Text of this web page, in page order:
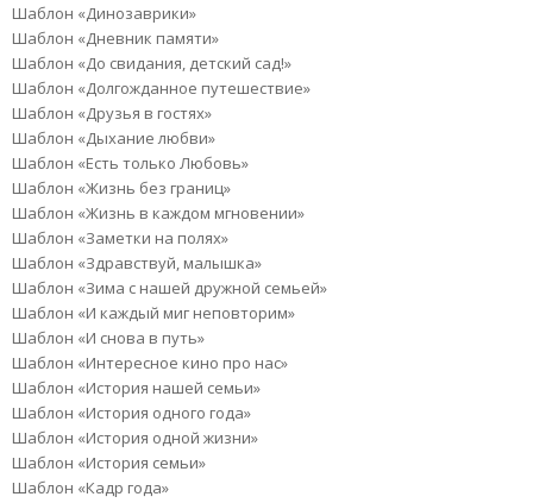
Шаблон «Динозаврики»
Шаблон «Дневник памяти»
Шаблон «До свидания, детский сад!»
Шаблон «Долгожданное путешествие»
Шаблон «Друзья в гостях»
Шаблон «Дыхание любви»
Шаблон «Есть только Любовь»
Шаблон «Жизнь без границ»
Шаблон «Жизнь в каждом мгновении»
Шаблон «Заметки на полях»
Шаблон «Здравствуй, малышка»
Шаблон «Зима с нашей дружной семьей»
Шаблон «И каждый миг неповторим»
Шаблон «И снова в путь»
Шаблон «Интересное кино про нас»
Шаблон «История нашей семьи»
Шаблон «История одного года»
Шаблон «История одной жизни»
Шаблон «История семьи»
Шаблон «Кадр года»